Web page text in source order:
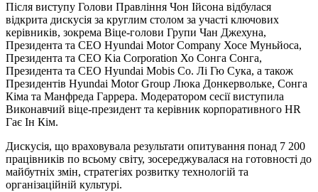
Після виступу Голови Правління Чон Ійсона відбулася
відкрита дискусія за круглим столом за участі ключових
керівників, зокрема Віце-голови Групи Чан Джехуна,
Президента та CEO Hyundai Motor Company Хосе Муньйоса,
Президента та CEO Kia Corporation Хо Сонга Сонга,
Президента та CEO Hyundai Mobis Co. Лі Гю Сука, а також
Президентів Hyundai Motor Group Люка Донкервольке, Сонга
Кіма та Манфреда Гаррера. Модератором сесії виступила
Виконавчий віце-президент та керівник корпоративного HR
Гає Ін Кім.
Дискусія, що враховувала результати опитування понад 7 200
працівників по всьому світу, зосереджувалася на готовності до
майбутніх змін, стратегіях розвитку технологій та
організаційній культурі.